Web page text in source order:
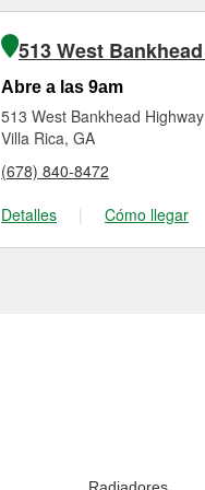
Abre a las 9am
513 West Bankhead Highway
Villa Rica, GA
(678) 840-8472
Detalles
| Cómo llegar